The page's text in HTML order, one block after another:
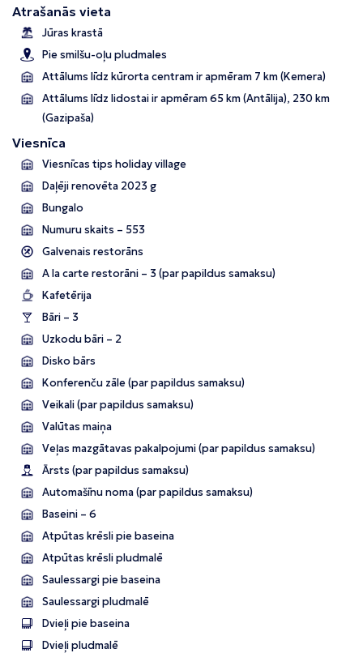
Atrašanās vieta
Jūras krastā
Pie smilšu-oļu pludmales
Attālums līdz kūrorta centram ir apmēram 7 km (Kemera)
Attālums līdz lidostai ir apmēram 65 km (Antālija), 230 km
(Gazipaša)
Viesnīca
Viesnīcas tips holiday village
Daļēji renovēta 2023 g
Bungalo
Numuru skaits – 553
Galvenais restorāns
A la carte restorāni – 3 (par papildus samaksu)
Kafetērija
Bāri – 3
Uzkodu bāri – 2
Disko bārs
Konferenču zāle (par papildus samaksu)
Veikali (par papildus samaksu)
Valūtas maiņa
Veļas mazgātavas pakalpojumi (par papildus samaksu)
Ārsts (par papildus samaksu)
Automašīnu noma (par papildus samaksu)
Baseini – 6
Atpūtas krēsli pie baseina
Atpūtas krēsli pludmalē
Saulessargi pie baseina
Saulessargi pludmalē
Dvieļi pie baseina
Dvieļi pludmalē